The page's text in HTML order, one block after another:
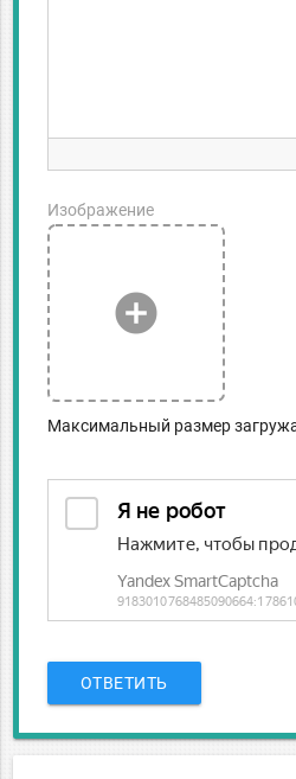
add_circle
Изображение
Максимальный размер
ОТВЕТИТЬ